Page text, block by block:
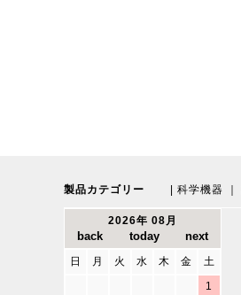
製品カテゴリー 科学機器
2026年 08月
日 月 火 水 木 金
土
1